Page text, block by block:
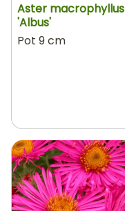
Aster macrophyllus
'Albus'
Pot 9 cm